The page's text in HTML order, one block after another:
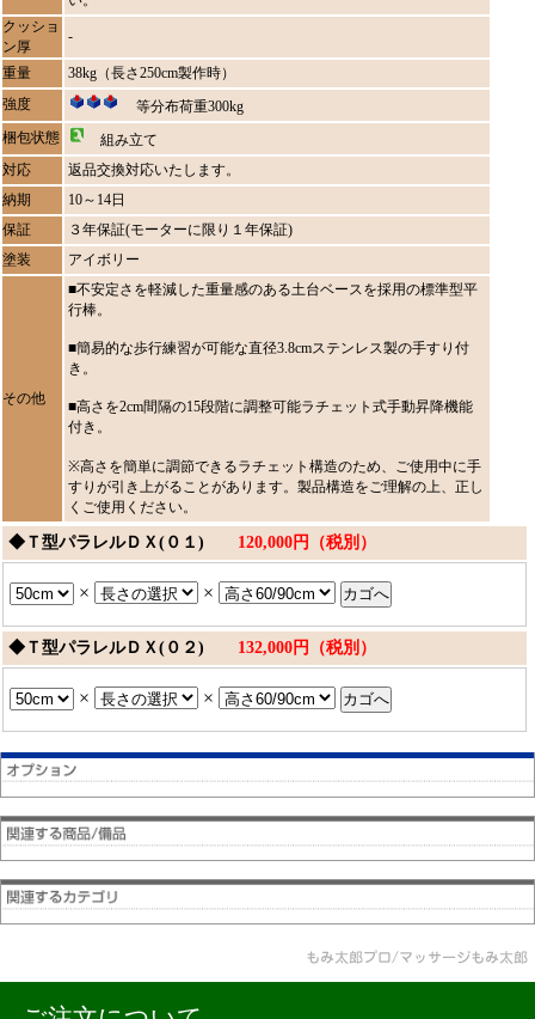
クッショ
ン厚
-
重量
38kg（長さ250cm製作時）
強度
等分布荷重300kg
梱包状態
組み立て
対応
返品交換対応いたします。
納期
10～14日
保証
３年保証(モーターに限り１年保証)
塗装
アイボリー
その他
■不安定さを軽減した重量感のある土台ベースを採用の標準型平
行棒。
■簡易的な歩行練習が可能な直径3.8cmステンレス製の手すり付
き。
■高さを2cm間隔の15段階に調整可能ラチェット式手動昇降機能
付き。
※高さを簡単に調節できるラチェット構造のため、ご使用中に手
すりが引き上がることがあります。製品構造をご理解の上、正し
くご使用ください。
◆Ｔ型パラレルＤＸ(０１) 120,000円（税別）
× ×
◆Ｔ型パラレルＤＸ(０２) 132,000円（税別）
× ×